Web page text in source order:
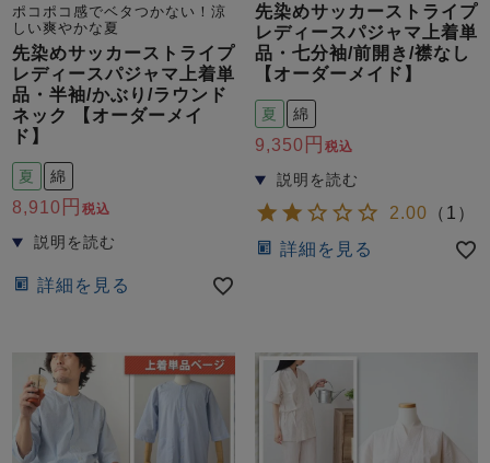
ポコポコ感でベタつかない！涼
しい爽やかな夏
先染めサッカーストライプ
レディースパジャマ上着単
品・半袖/かぶり/ラウンド
ネック 【オーダーメイ
ド】
夏 綿
8,910 税込
詳細を見る
先染めサッカーストライプ
レディースパジャマ上着単
品・七分袖/前開き/襟なし
【オーダーメイド】
夏 綿
9,350 税込
2.00 （ 1 ）
詳細を見る